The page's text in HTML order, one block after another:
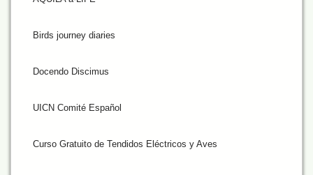
Birds journey diaries
Docendo Discimus
UICN Comité Español
Curso Gratuito de Tendidos Eléctricos y Aves